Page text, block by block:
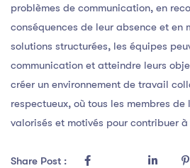
problèmes de communication, en
conséquences de leur absence et en
solutions structurées, les équipes
communication et atteindre leurs
créer un environnement de travail
respectueux, où tous les membres de
valorisés et motivés pour contribuer
Share Post :